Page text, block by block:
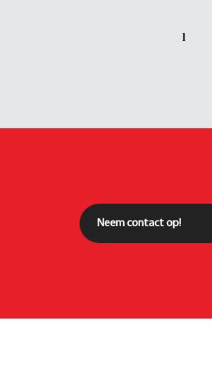
1
Neem contact op!